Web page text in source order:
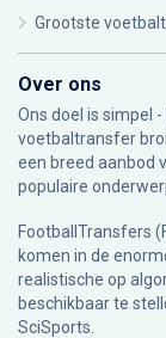
Grootste
Over ons
Ons doel is simpel
voetbaltransfer
een breed aanbod
populaire
FootballTransfers
komen in de
realistische op
beschikbaar te
SciSports